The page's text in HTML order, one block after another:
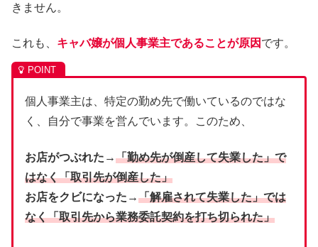
きません。
これも、 キャバ嬢が個人事業主であることが原因 です。
個人事業主は、特定の勤め先で働いているのではな
く、自分で事業を営んでいます。このため、
お店がつぶれた→「勤め先が倒産して失業した」で
はなく「取引先が倒産した」
お店をクビになった→「解雇されて失業した」では
なく「取引先から業務委託契約を打ち切られた」